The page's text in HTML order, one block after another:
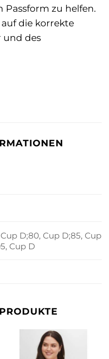
zu helfen.
die korrekte
und des
D;80, Cup D;85, Cup
Cup D